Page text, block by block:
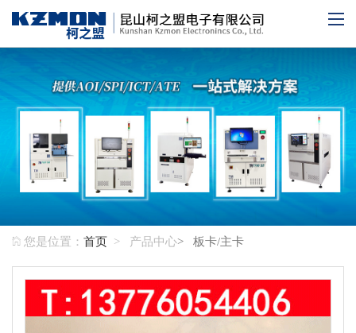
您是位置： 首页 > 产品中心> 板卡/主卡